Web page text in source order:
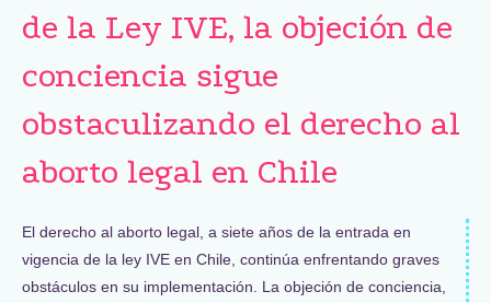
de la Ley IVE, la objeción de
conciencia sigue
obstaculizando el derecho al
aborto legal en Chile
El derecho al aborto legal, a siete años de la entrada en
vigencia de la ley IVE en Chile, continúa enfrentando graves
obstáculos en su implementación. La objeción de conciencia,